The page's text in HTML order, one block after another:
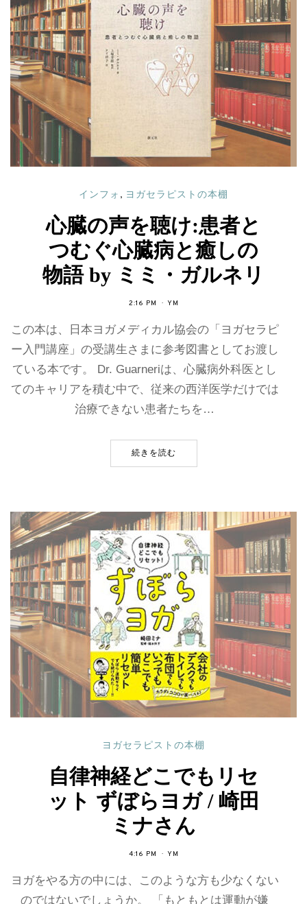
インフォ , ヨガセラピストの本棚
心臓の声を聴け:患者と
つむぐ心臓病と癒しの
物語 by ミミ・ガルネリ
2:16 PM YM
この本は、日本ヨガメディカル協会の「ヨガセラピ
ー入門講座」の受講生さまに参考図書としてお渡し
ている本です。 Dr. Guarneriは、心臓病外科医とし
てのキャリアを積む中で、従来の西洋医学だけでは
治療できない患者たちを…
続きを読む
ヨガセラピストの本棚
自律神経どこでもリセ
ット ずぼらヨガ / 崎田
ミナさん
4:16 PM YM
ヨガをやる方の中には、このような方も少なくない
のではないでしょうか。 「もともとは運動が嫌